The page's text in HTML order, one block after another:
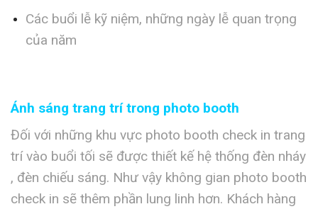
Các buổi lễ kỹ niệm, những ngày lễ quan trọng
của năm
Ánh sáng trang trí trong photo booth
Đối với những khu vực photo booth check in trang
trí vào buổi tối sẽ được thiết kế hệ thống đèn nháy
, đèn chiếu sáng. Như vậy không gian photo booth
check in sẽ thêm phần lung linh hơn. Khách hàng